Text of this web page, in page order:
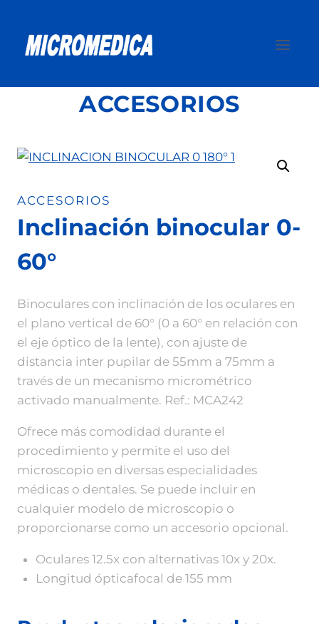
contenido
ACCESORIOS
ACCESORIOS
Inclinación binocular 0-
60°
Binoculares con inclinación de los oculares en
el plano vertical de 60° (0 a 60° en relación con
el eje óptico de la lente), con ajuste de
distancia inter pupilar de 55mm a 75mm a
través de un mecanismo micrométrico
activado manualmente. Ref.: MCA242
Ofrece más comodidad durante el
procedimiento y permite el uso del
microscopio en diversas especialidades
médicas o dentales. Se puede incluir en
cualquier modelo de microscopio o
proporcionarse como un accesorio opcional.
Oculares 12.5x con alternativas 10x y 20x.
Longitud ópticafocal de 155 mm